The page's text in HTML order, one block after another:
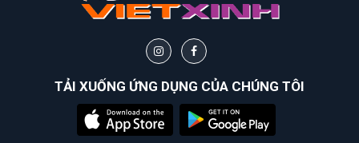
TẢI XUỐNG ỨNG DỤNG CỦA CHÚNG TÔI